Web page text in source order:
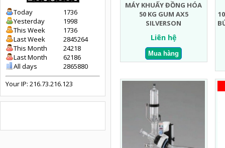
Today
1736
Yesterday
1998
This Week
1736
Last Week
2845264
This Month
24218
Last Month
62186
All days
2865880
Your IP: 216.73.216.123
MÁY KHUẤY ĐỒNG HÓA
50 KG GUM AX5
SILVERSON
Liên hệ